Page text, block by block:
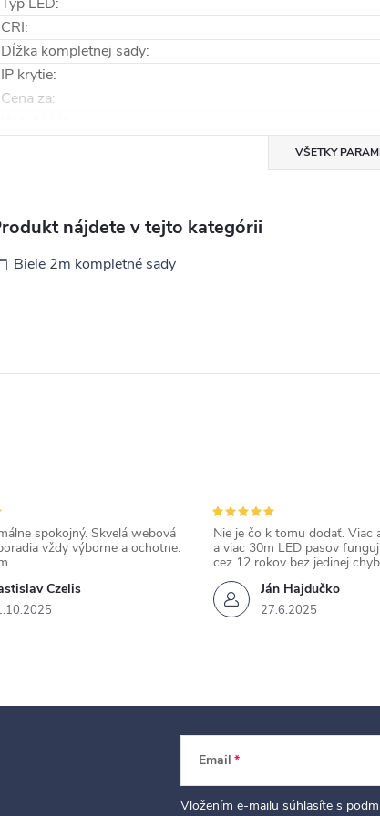
CRI:
Dĺžka kompletnej sady:
IP krytie:
Cena za:
VŠETKY
nájdete v tejto kategórii
Biele 2m kompletné sady
Czelis
spokojný. Skvelá webová
vždy výborne a ochotne.
Ján Hajdučko
27.6.2025
Nie je čo k tomu dodať. Viac
a viac 30m LED pasov
cez 12 rokov bez jedinej
Email
Vložením e-mailu súhlasíte s